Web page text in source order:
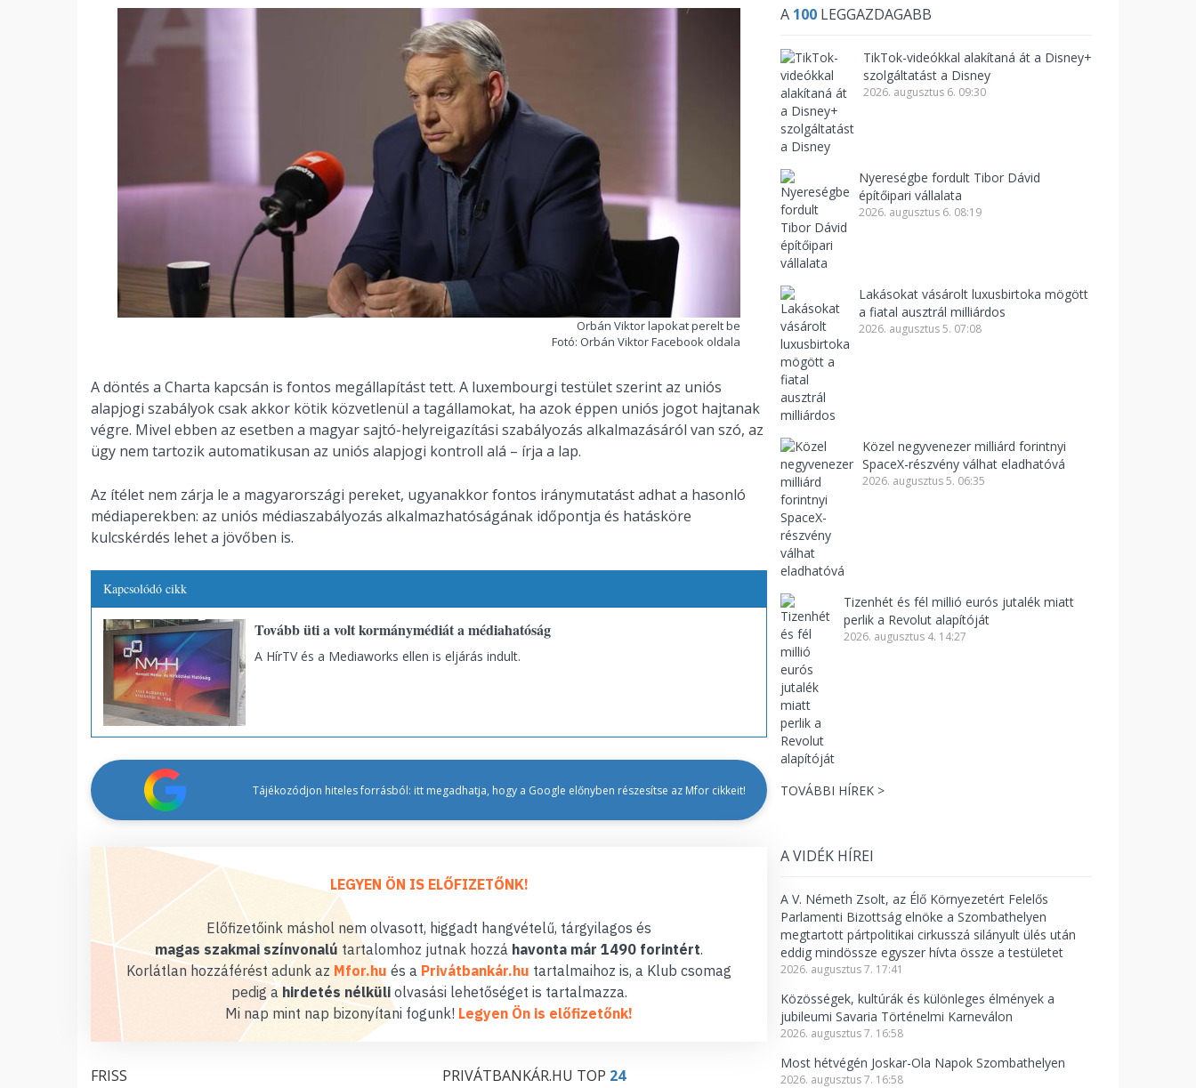
Orbán Viktor lapokat perelt be
Fotó: Orbán Viktor Facebook oldala
A döntés a Charta kapcsán is fontos megállapítást tett. A luxembourgi testület szerint az uniós
alapjogi szabályok csak akkor kötik közvetlenül a tagállamokat, ha azok éppen uniós jogot hajtanak
végre. Mivel ebben az esetben a magyar sajtó-helyreigazítási szabályozás alkalmazásáról van szó, az
ügy nem tartozik automatikusan az uniós alapjogi kontroll alá – írja a lap.
Az ítélet nem zárja le a magyarországi pereket, ugyanakkor fontos iránymutatást adhat a hasonló
médiaperekben: az uniós médiaszabályozás alkalmazhatóságának időpontja és hatásköre
kulcskérdés lehet a jövőben is.
Kapcsolódó cikk
Tovább üti a volt kormánymédiát a médiahatóság
A HírTV és a Mediaworks ellen is eljárás indult.
Tájékozódjon hiteles forrásból: itt megadhatja, hogy a Google előnyben részesítse az Mfor cikkeit!
LEGYEN ÖN IS ELŐFIZETŐNK!
Előfizetőink máshol nem olvasott, higgadt hangvételű, tárgyilagos és
magas szakmai színvonalú tartalomhoz jutnak hozzá havonta már 1490 forintért.
Korlátlan hozzáférést adunk az Mfor.hu és a Privátbankár.hu tartalmaihoz is, a Klub csomag
pedig ahirdetés nélküliolvasási lehetőséget is tartalmazza.
Mi nap mint nap bizonyítani fogunk! Legyen Ön is előfizetőnk!
FRISS PRIVÁTBANKÁR.HU TOP 24
A 100 LEGGAZDAGABB
TikTok-videókkal alakítaná át a Disney+
szolgáltatást a Disney
2026. augusztus 6. 09:30
Nyereségbe fordult Tibor Dávid
építőipari vállalata
2026. augusztus 6. 08:19
Lakásokat vásárolt luxusbirtoka mögött
a fiatal ausztrál milliárdos
2026. augusztus 5. 07:08
Közel negyvenezer milliárd forintnyi
SpaceX-részvény válhat eladhatóvá
2026. augusztus 5. 06:35
Tizenhét és fél millió eurós jutalék miatt
perlik a Revolut alapítóját
2026. augusztus 4. 14:27
TOVÁBBI HÍREK >
A VIDÉK HÍREI
A V. Németh Zsolt, az Élő Környezetért Felelős
Parlamenti Bizottság elnöke a Szombathelyen
megtartott pártpolitikai cirkusszá silányult ülés után
eddig mindössze egyszer hívta össze a testületet
2026. augusztus 7. 17:41
Közösségek, kultúrák és különleges élmények a
jubileumi Savaria Történelmi Karneválon
2026. augusztus 7. 16:58
Most hétvégén Joskar-Ola Napok Szombathelyen
2026. augusztus 7. 16:58